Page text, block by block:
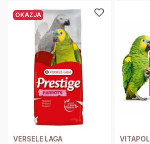
OKAZJA
VERSELE LAGA
VITAPOL